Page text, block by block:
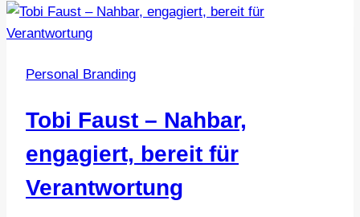
Tradition
frischen
Personal Branding
Tobi Faust – Nahbar,
engagiert, bereit für
Verantwortung